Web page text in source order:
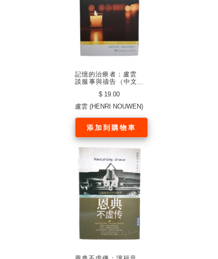
記憶的治療者：盧雲
談服事與禱告（中文
$ 19.00
盧雲 (HENRI NOUWEN)
添加到購物車